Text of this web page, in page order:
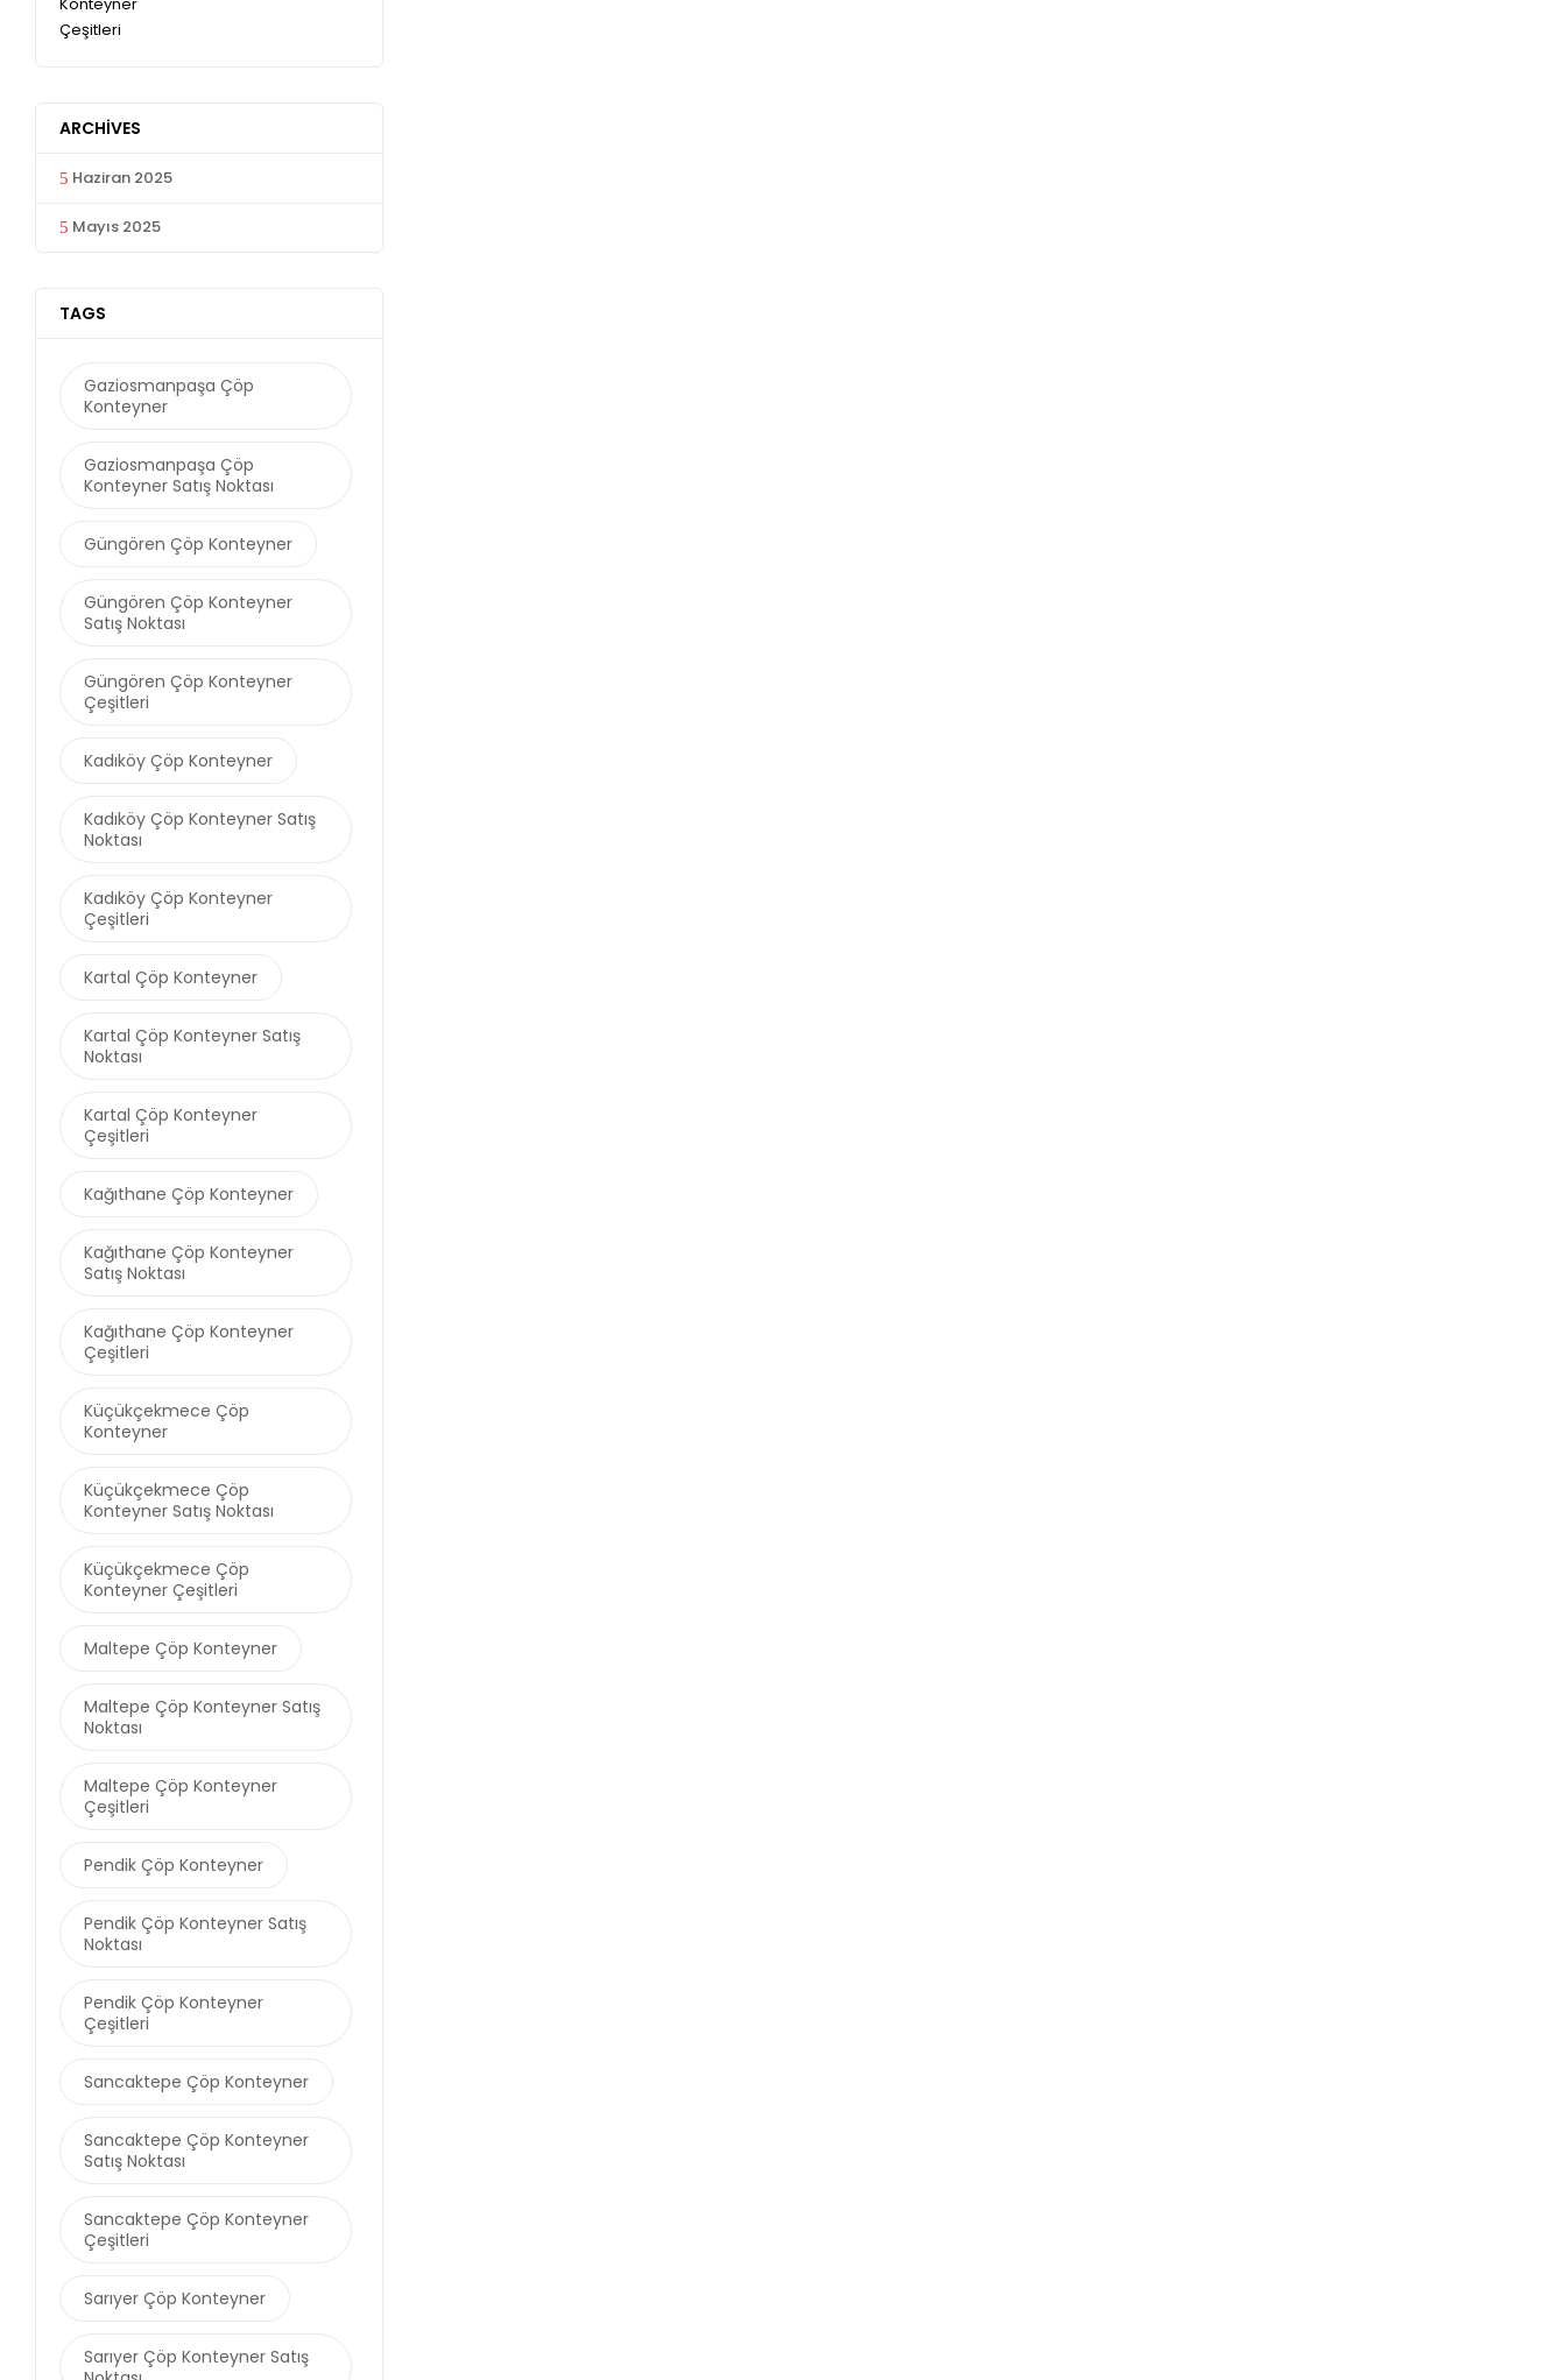
ARCHIVES
Haziran 2025
Mayıs 2025
TAGS
Gaziosmanpaşa Çöp
Konteyner
Gaziosmanpaşa Çöp
Konteyner Satış Noktası
Güngören Çöp Konteyner
Güngören Çöp Konteyner
Satış Noktası
Güngören Çöp Konteyner
Çeşitleri
Kadıköy Çöp Konteyner
Kadıköy Çöp Konteyner Satış
Noktası
Kadıköy Çöp Konteyner
Çeşitleri
Kartal Çöp Konteyner
Kartal Çöp Konteyner Satış
Noktası
Kartal Çöp Konteyner
Çeşitleri
Kağıthane Çöp Konteyner
Kağıthane Çöp Konteyner
Satış Noktası
Kağıthane Çöp Konteyner
Çeşitleri
Küçükçekmece Çöp
Konteyner
Küçükçekmece Çöp
Konteyner Satış Noktası
Küçükçekmece Çöp
Konteyner Çeşitleri
Maltepe Çöp Konteyner
Maltepe Çöp Konteyner Satış
Noktası
Maltepe Çöp Konteyner
Çeşitleri
Pendik Çöp Konteyner
Pendik Çöp Konteyner Satış
Noktası
Pendik Çöp Konteyner
Çeşitleri
Sancaktepe Çöp Konteyner
Sancaktepe Çöp Konteyner
Satış Noktası
Sancaktepe Çöp Konteyner
Çeşitleri
Sarıyer Çöp Konteyner
Sarıyer Çöp Konteyner Satış